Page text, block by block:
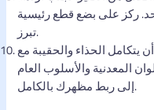
ركز على بضع قطع رئيسية
تبرز.
يتكامل الحذاء والحقيبة مع
المعدنية والأسلوب العام
إلى ربط مظهرك بالكامل.